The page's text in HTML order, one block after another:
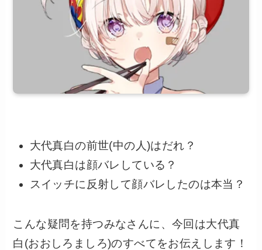
大代真白の前世(中の人)はだれ？
大代真白は顔バレしている？
スイッチに反射して顔バレしたのは本当？
こんな疑問を持つみなさんに、今回は大代真
白(おおしろましろ)のすべてをお伝えします！